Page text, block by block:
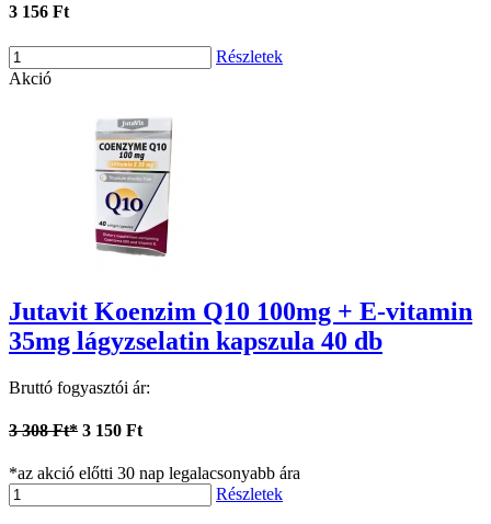
3 156 Ft
Részletek
Akció
Jutavit Koenzim Q10 100mg + E-vitamin
35mg lágyzselatin kapszula 40 db
Bruttó fogyasztói ár:
3 308 Ft* 3 150 Ft
*az akció előtti 30 nap legalacsonyabb ára
Részletek